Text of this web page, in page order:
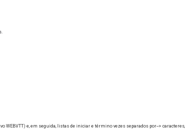
e, em seguida, listas de iniciar e término vezes separados por--> caracteres,